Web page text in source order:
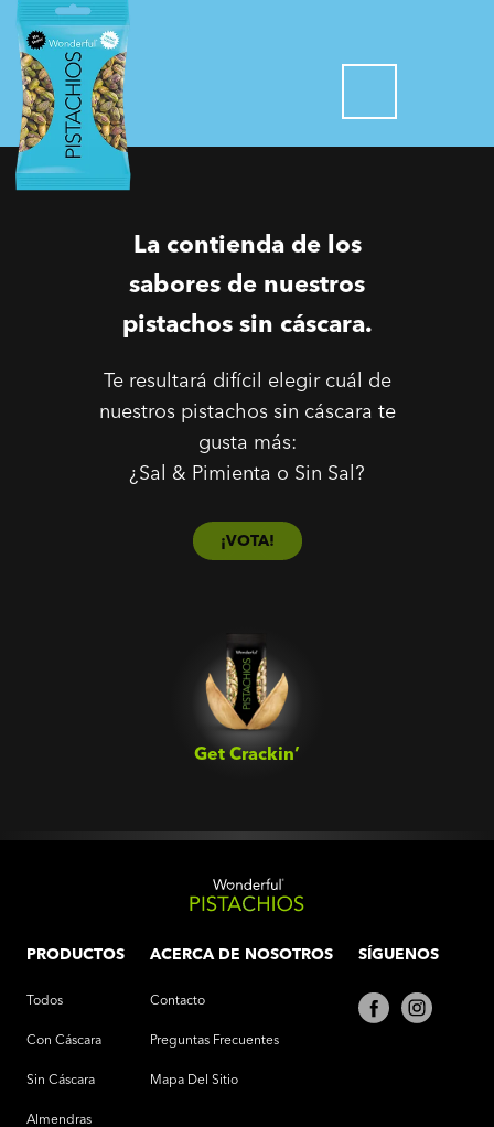
La contienda de los
sabores de nuestros
pistachos sin cáscara.
Te resultará difícil elegir cuál de
nuestros pistachos sin cáscara te
gusta más:
¿Sal & Pimienta o Sin Sal?
¡VOTA!
Get Crackin’‎
PRODUCTOS
Todos
Con Cáscara
Sin Cáscara
Almendras
ACERCA DE NOSOTROS
Contacto
Preguntas Frecuentes
Mapa Del Sitio
SÍGUENOS